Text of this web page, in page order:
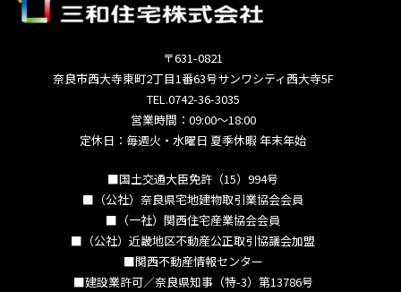
〒631-0821
奈良市西大寺東町2丁目1番63号サンワシティ西大寺5F
TEL.0742-36-3035
営業時間：09:00～18:00
定休日：毎週火・水曜日 夏季休暇 年末年始
■国土交通大臣免許（15）994号
■（公社）奈良県宅地建物取引業協会会員
■（一社）関西住宅産業協会会員
■（公社）近畿地区不動産公正取引協議会加盟
■関西不動産情報センター
■建設業許可／奈良県知事（特-3）第13786号